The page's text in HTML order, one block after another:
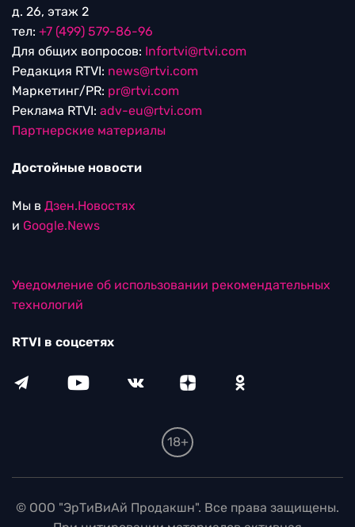
д. 26, этаж 2
тел: +7 (499) 579-86-96
Для общих вопросов: Infortvi@rtvi.com
Редакция RTVI: news@rtvi.com
Маркетинг/PR: pr@rtvi.com
Реклама RTVI: adv-eu@rtvi.com
Партнерские материалы
Достойные новости
Мы в Дзен.Новостях
и Google.News
Уведомление об использовании рекомендательных
технологий
RTVI в соцсетях
18+
© ООО "ЭрТиВиАй Продакшн". Все права защищены.